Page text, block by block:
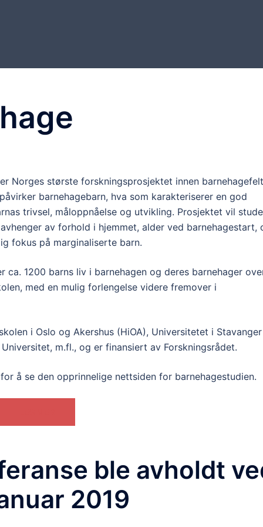
Norges største forskningsprosjektet innen
barnehagebarn, hva som karakteriserer en god
trivsel, måloppnåelse og utvikling. Prosjektet vil
av forhold i hjemmet, alder ved barnehagestart,
fokus på marginaliserte barn.
1200 barns liv i barnehagen og deres barnehager
med en mulig forlengelse videre fremover i
i Oslo og Akershus (HiOA), Universitetet i Stavanger
m.fl., og er finansiert av Forskningsrådet.
å se den opprinnelige nettsiden for barnehagestudien.
ble avholdt
2019